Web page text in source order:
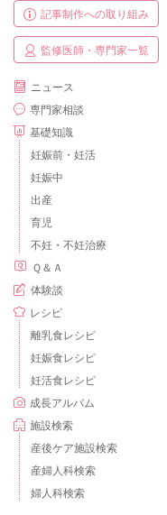
記事制作への取り組み
監修医師・専門家一覧
ニュース
専門家相談
基礎知識
妊娠前・妊活
妊娠中
出産
育児
不妊・不妊治療
Ｑ＆Ａ
体験談
レシピ
離乳食レシピ
妊娠食レシピ
妊活食レシピ
成長アルバム
施設検索
産後ケア施設検索
産婦人科検索
婦人科検索